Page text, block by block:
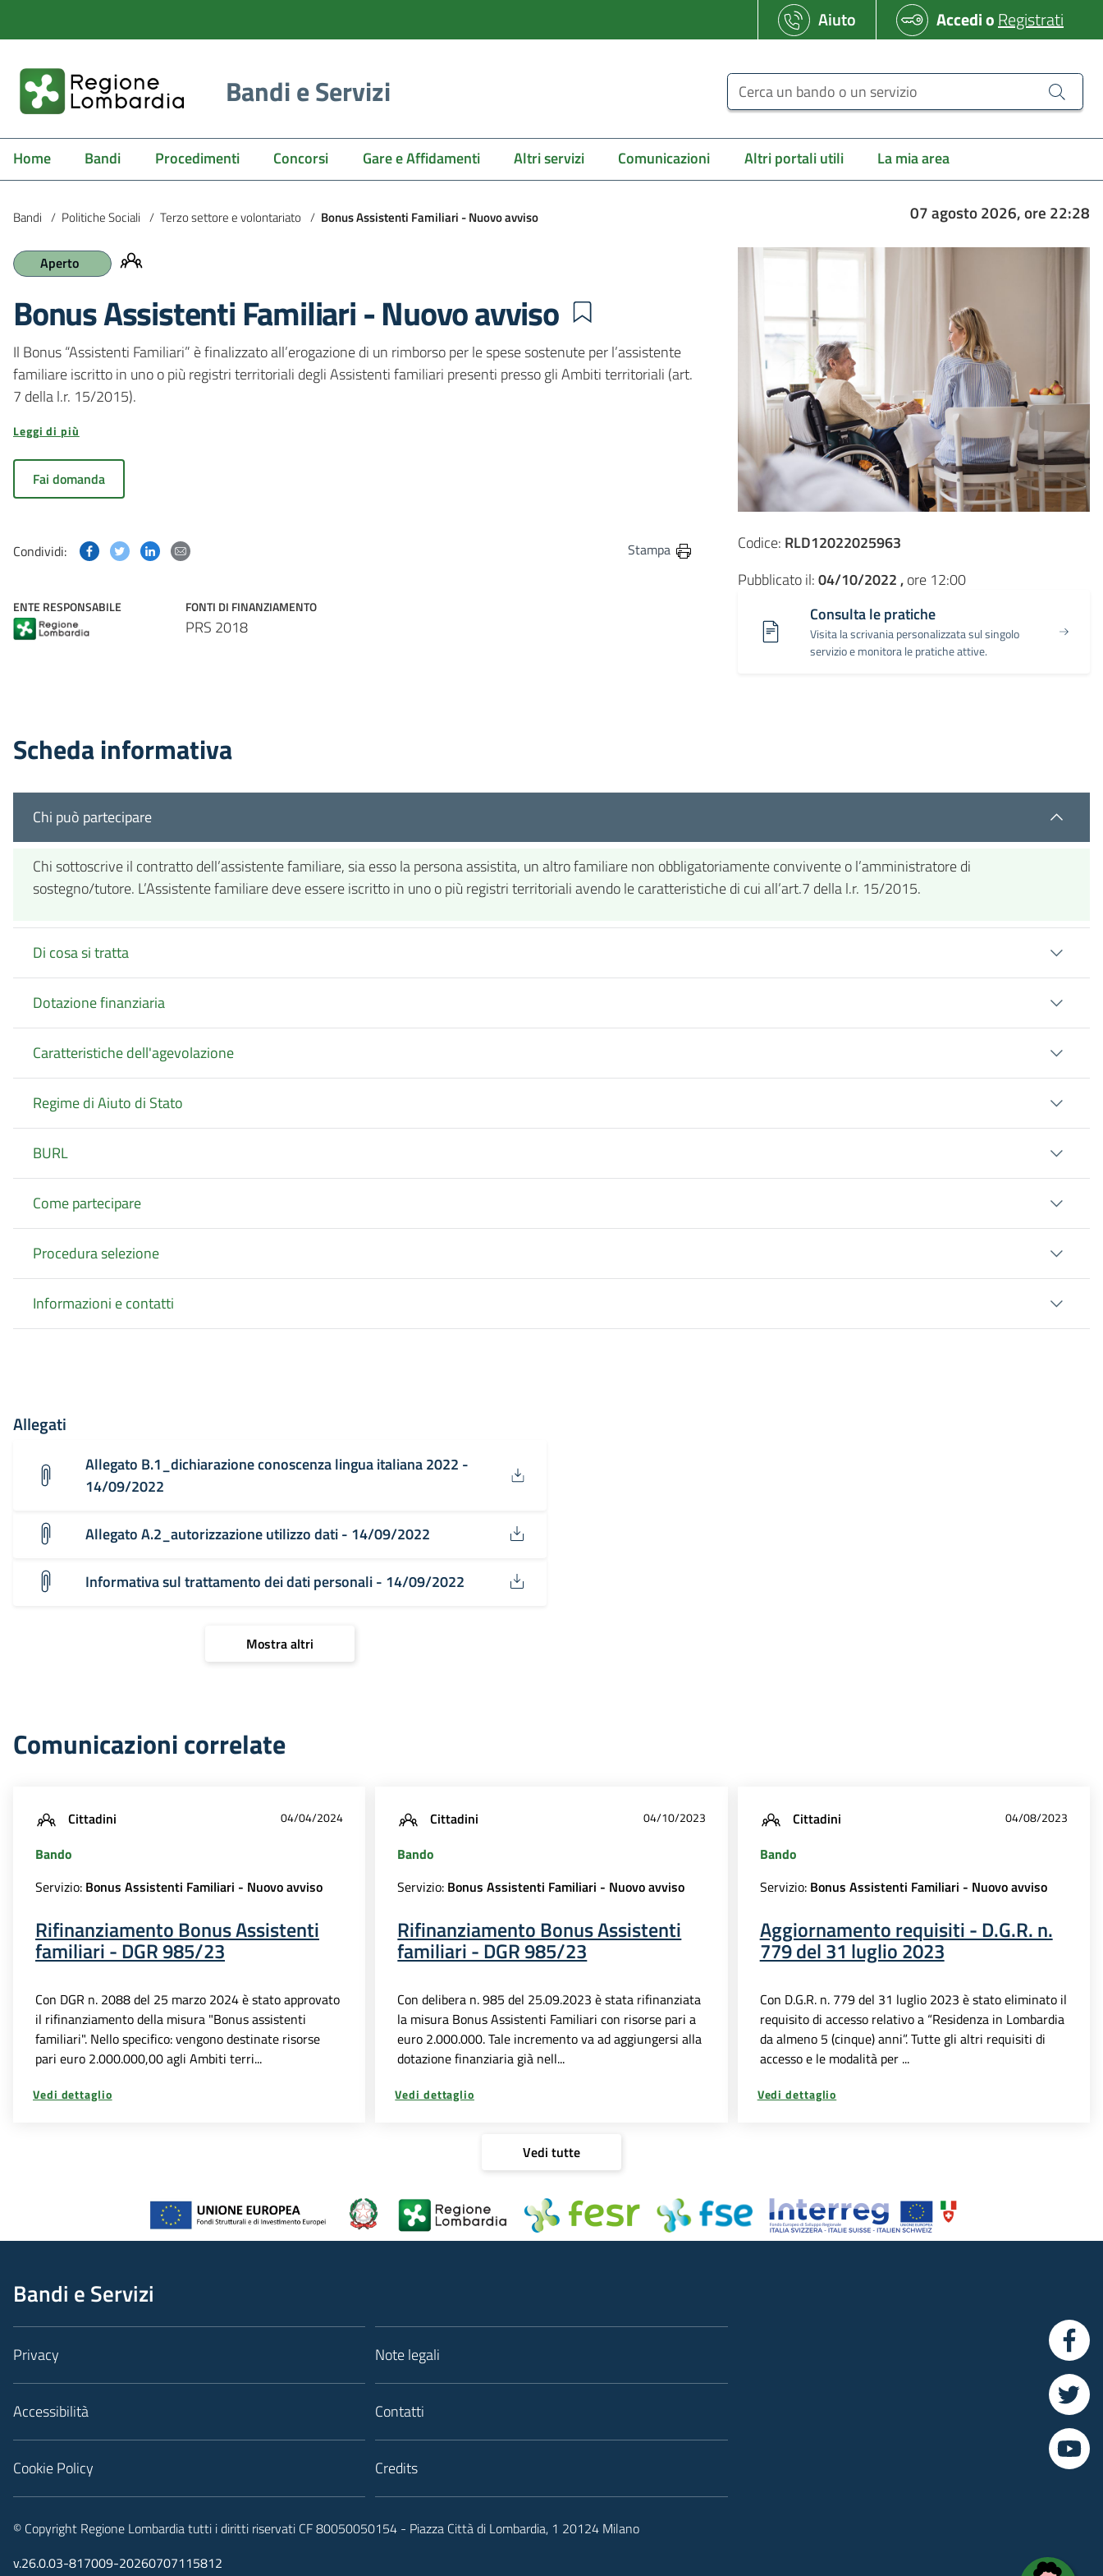
Aiuto AccedioRegistrati
Bandi e Servizi Cerca un bando o un servizio
Home Bandi Procedimenti Concorsi Gare e Affidamenti Altri servizi Comunicazioni Altri portali utili La mia area
Bandi / Politiche Sociali / Terzo settore e volontariato / Bonus Assistenti Familiari - Nuovo avviso 07 agosto 2026, ore 22:28
Aperto
Bonus Assistenti Familiari - Nuovo avviso
Il Bonus “Assistenti Familiari” è finalizzato all’erogazione di un rimborso per le spese sostenute per l’assistente
familiare iscritto in uno o più registri territoriali degli Assistenti familiari presenti presso gli Ambiti territoriali (art.
7 della l.r. 15/2015).
Leggi di più
Fai domanda
Condividi: Condividi questa pagina su Facebook
Condividi questa pagina su Twitter
Condividi questa pagina su Linkedin Stampa
ENTE RESPONSABILE FONTI DI FINANZIAMENTO
PRS 2018
Codice: RLD12022025963
Pubblicato il:04/10/2022 ,ore 12:00
Consulta le pratiche
Visita la scrivania personalizzata sul singolo
servizio e monitora le pratiche attive.
Scheda informativa
Chi può partecipare
Chi sottoscrive il contratto dell’assistente familiare, sia esso la persona assistita, un altro familiare non obbligatoriamente convivente o l’amministratore di
sostegno/tutore. L’Assistente familiare deve essere iscritto in uno o più registri territoriali avendo le caratteristiche di cui all’art.7 della l.r. 15/2015.
Di cosa si tratta
Dotazione finanziaria
Caratteristiche dell'agevolazione
Regime di Aiuto di Stato
BURL
Come partecipare
Procedura selezione
Informazioni e contatti
Allegati
Allegato B.1_dichiarazione conoscenza lingua italiana 2022 -
14/09/2022
Allegato A.2_autorizzazione utilizzo dati - 14/09/2022
Informativa sul trattamento dei dati personali - 14/09/2022
Mostra altri
Comunicazioni correlate
Cittadini 04/04/2024
Bando
Servizio: Bonus Assistenti Familiari - Nuovo avviso
Rifinanziamento Bonus Assistenti
familiari - DGR 985/23
Con DGR n. 2088 del 25 marzo 2024 è stato approvato
il rifinanziamento della misura "Bonus assistenti
familiari". Nello specifico: vengono destinate risorse
pari euro 2.000.000,00 agli Ambiti terri...
Vedi dettaglio
Cittadini 04/10/2023
Bando
Servizio: Bonus Assistenti Familiari - Nuovo avviso
Rifinanziamento Bonus Assistenti
familiari - DGR 985/23
Con delibera n. 985 del 25.09.2023 è stata rifinanziata
la misura Bonus Assistenti Familiari con risorse pari a
euro 2.000.000. Tale incremento va ad aggiungersi alla
dotazione finanziaria già nell...
Vedi dettaglio
Cittadini 04/08/2023
Bando
Servizio: Bonus Assistenti Familiari - Nuovo avviso
Aggiornamento requisiti - D.G.R. n.
779 del 31 luglio 2023
Con D.G.R. n. 779 del 31 luglio 2023 è stato eliminato il
requisito di accesso relativo a “Residenza in Lombardia
da almeno 5 (cinque) anni”. Tutte gli altri requisiti di
accesso e le modalità per ...
Vedi dettaglio
Vedi tutte
Bandi e Servizi
Privacy
Accessibilità
Cookie Policy
Note legali
Contatti
Credits
© Copyright Regione Lombardia tutti i diritti riservati CF 80050050154 - Piazza Città di Lombardia, 1 20124 Milano
v.26.0.03-817009-20260707115812